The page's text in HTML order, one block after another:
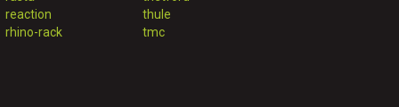
reaction
rhino-rack
thule
tmc